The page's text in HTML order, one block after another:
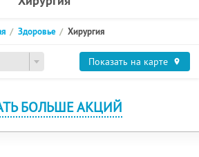
Здоровье Хирургия
Показать на карте
БОЛЬШЕ АКЦИЙ